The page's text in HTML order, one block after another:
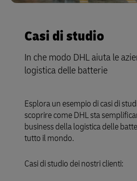
Casi di studio
In che modo DHL aiuta le
logistica delle batterie
Esplora un esempio di casi di
scoprire come DHL sta
business della logistica delle
tutto il mondo.
Casi di studio dei nostri clienti: